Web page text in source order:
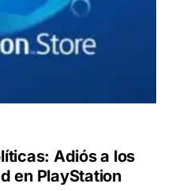
Adiós a los
en PlayStation